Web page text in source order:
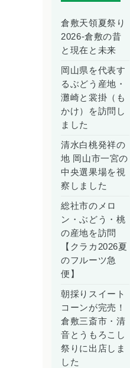
倉敷天領夏祭り
2026-倉敷の昔
と現在と未来
岡山県を代表す
るぶどう産地・
灘崎と裳掛（も
かけ）を訪問し
ました
清水白桃発祥の
地 岡山市一宮の
中央選果場を視
察しました
総社市のメロ
ン・ぶどう・桃
の産地を訪問
【クラカ2026夏
のフルーツ急
便】
朝採りスイート
コーンが完売！
倉敷三斎市・清
音とうもろこし
祭りに出店しま
した